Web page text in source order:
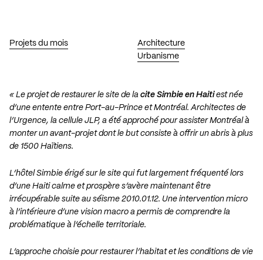
Projets du mois
Architecture
Urbanisme
« Le projet de restaurer le site de la cite Simbie en Haitiest née
d’une entente entre Port-au-Prince et Montréal. Architectes de
l’Urgence, la cellule JLP, a été approché pour assister Montréal à
monter un avant-projet dont le but consiste à offrir un abris à plus
de 1500 Haïtiens.
L’hôtel Simbie érigé sur le site qui fut largement fréquenté lors
d’une Haiti calme et prospère s’avère maintenant être
irrécupérable suite au séisme 2010.01.12. Une intervention micro
à l’intérieure d’une vision macro a permis de comprendre la
problématique à l’échelle territoriale.
L’approche choisie pour restaurer l’habitat et les conditions de vie